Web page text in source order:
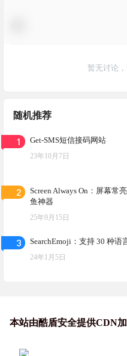
暂无讨论
随机推荐
1 Get-SMS短信接码网站
23年10月7日
2
Screen Always On：屏幕常
鱼神器
25年9月15日
3 SearchEmoji：支持 30 种
24年1月5日
本站由酷盾安全提供CDN